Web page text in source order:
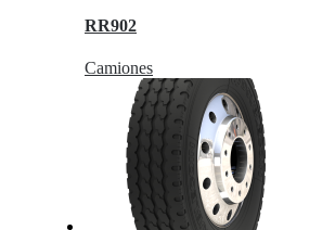
RR902
Camiones